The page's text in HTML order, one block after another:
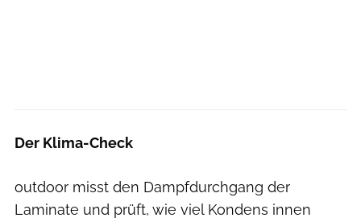
Der Klima-Check
outdoor misst den Dampfdurchgang der
Laminate und prüft, wie viel Kondens innen